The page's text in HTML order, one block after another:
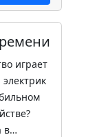
играет
в…